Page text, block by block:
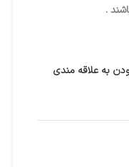
.
به علاقه مندی